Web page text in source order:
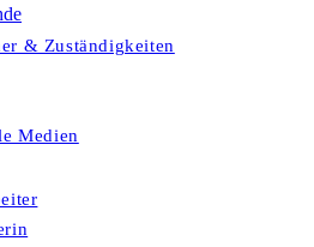
& Zuständigkeiten
Medien